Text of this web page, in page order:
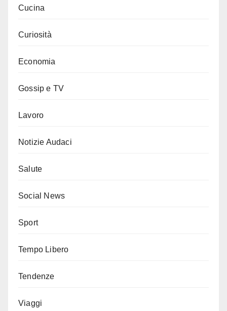
Cucina
Curiosità
Economia
Gossip e TV
Lavoro
Notizie Audaci
Salute
Social News
Sport
Tempo Libero
Tendenze
Viaggi